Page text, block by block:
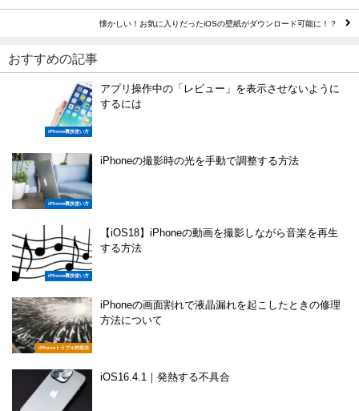
懐かしい！お気に入りだったiOSの壁紙がダウンロード可能に！？
おすすめの記事
iPhone裏技使い方
アプリ操作中の「レビュー」を表示させないように
するには
iPhone裏技使い方
iPhoneの撮影時の光を手動で調整する方法
iPhone裏技使い方
【iOS18】iPhoneの動画を撮影しながら音楽を再生
する方法
iPhoneトラブル対処法
iPhoneの画面割れで液晶漏れを起こしたときの修理
方法について
iOS16.4.1｜発熱する不具合